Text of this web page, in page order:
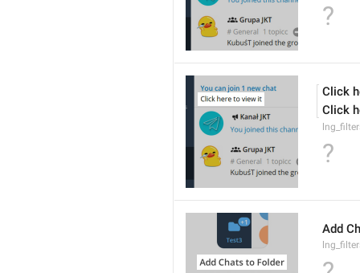
?
Click
Click
?
Add